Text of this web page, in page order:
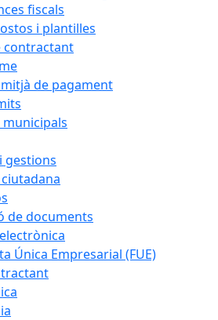
fiscals
i plantilles
contractant
de pagament
gestions
de documents
Única Empresarial (FUE)